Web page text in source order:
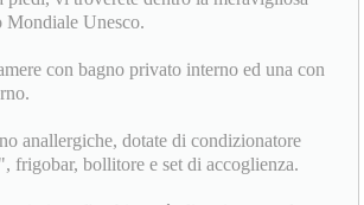
Mondiale Unesco.
con bagno privato interno ed una con
anallergiche, dotate di condizionatore
frigobar, bollitore e set di accoglienza.